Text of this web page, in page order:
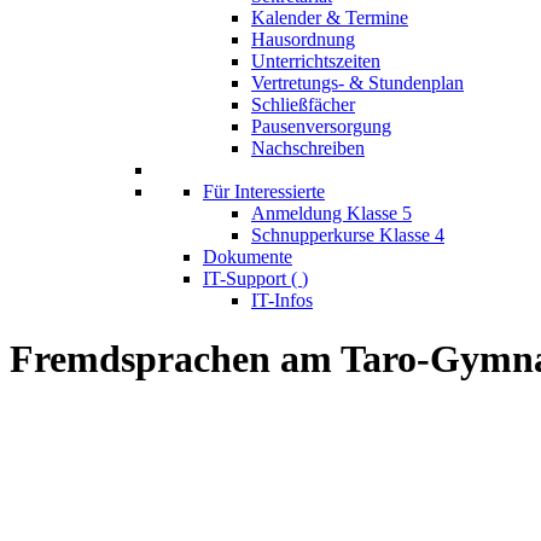
Kalender & Termine
Hausordnung
Unterrichtszeiten
Vertretungs- & Stundenplan
Schließfächer
Pausenversorgung
Nachschreiben
Für Interessierte
Anmeldung Klasse 5
Schnupperkurse Klasse 4
Dokumente
IT-Support ( )
IT-Infos
Fremdsprachen am Taro-